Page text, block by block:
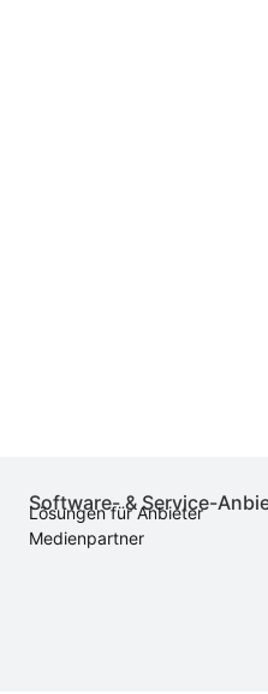
Software- & Service-
Lösungen für Anbieter
Medienpartner